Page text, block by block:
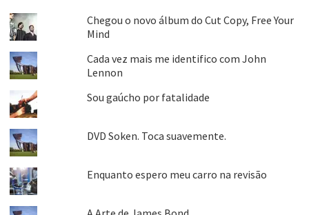
Chegou o novo álbum do Cut Copy, Free Your
Mind
Cada vez mais me identifico com John
Lennon
Sou gaúcho por fatalidade
DVD Soken. Toca suavemente.
Enquanto espero meu carro na revisão